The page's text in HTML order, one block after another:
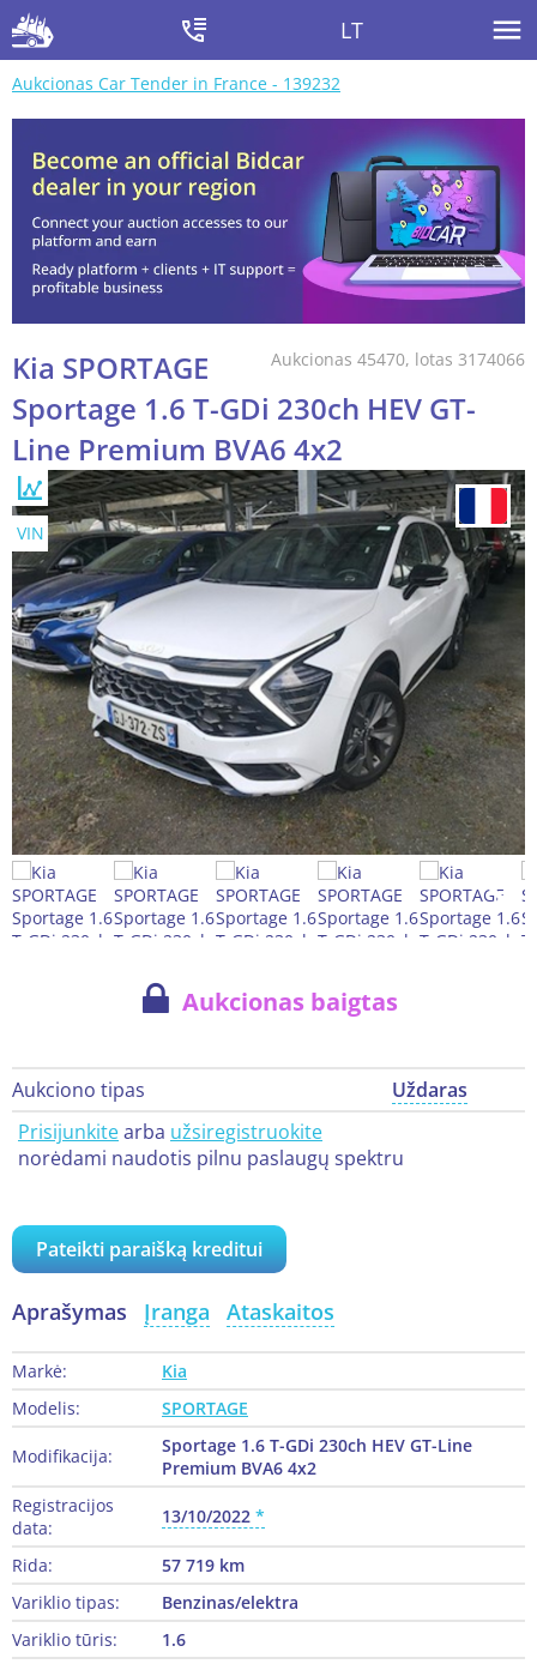
LT
Aukcionas Car Tender in France - 139232
Aukcionas 45470, lotas 3174066
Kia SPORTAGE
Sportage 1.6 T-GDi 230ch HEV GT-
Line Premium BVA6 4x2
VIN
Aukcionas baigtas
Aukciono tipas
Uždaras
Prisijunkitearba užsiregistruokite
norėdami naudotis pilnu paslaugų spektru
Pateikti paraišką kreditui
Aprašymas Įranga Ataskaitos
Markė:
Kia
Modelis:
SPORTAGE
Modifikacija:
Sportage 1.6 T-GDi 230ch HEV GT-Line
Premium BVA6 4x2
Registracijos
data:
13/10/2022
Rida:
57 719 km
Variklio tipas:
Benzinas/elektra
Variklio tūris:
1.6